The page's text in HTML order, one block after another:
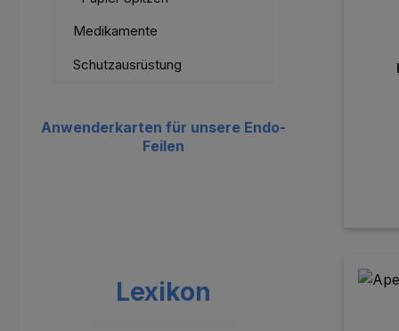
Medikamente
Schutzausrüstung
Anwenderkarten für unsere Endo-
Feilen
Lexikon